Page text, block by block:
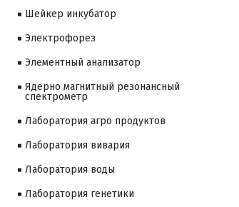
Шейкер инкубатор
Электрофорез
Элементный анализатор
Ядерно магнитный резонансный
спектрометр
Лаборатория агро продуктов
Лаборатория вивария
Лаборатория воды
Лаборатория генетики